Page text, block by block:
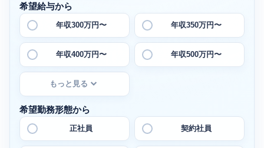
希望給与から
年収300万円〜 年収350万円〜
年収400万円〜 年収500万円〜
もっと見る
希望勤務形態から
正社員 契約社員